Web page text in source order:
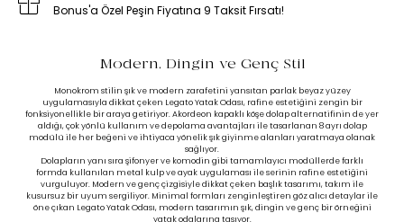
Bonus'a Özel Peşin Fiyatına 9 Taksit Fırsatı!
Modern, Dingin ve Genç Stil
Monokrom stilin şık ve modern zarafetini yansıtan parlak beyaz yüzey
uygulamasıyla dikkat çeken Legato Yatak Odası, rafine estetiğini zengin bir
fonksiyonellikle bir araya getiriyor. Akordeon kapaklı köşe dolap alternatifinin de yer
aldığı, çok yönlü kullanım ve depolama avantajları ile tasarlanan 8 ayrı dolap
modülü ile her beğeni ve ihtiyaca yönelik şık giyinme alanları yaratmaya olanak
sağlıyor.
Dolapların yanı sıra şifonyer ve komodin gibi tamamlayıcı modüllerde farklı
formda kullanılan metal kulp ve ayak uygulaması ile serinin rafine estetiğini
vurguluyor. Modern ve genç çizgisiyle dikkat çeken başlık tasarımı, takım ile
kusursuz bir uyum sergiliyor. Minimal formları zenginleştiren göz alıcı detaylar ile
öne çıkan Legato Yatak Odası, modern tasarımın şık, dingin ve genç bir örneğini
yatak odalarına taşıyor.